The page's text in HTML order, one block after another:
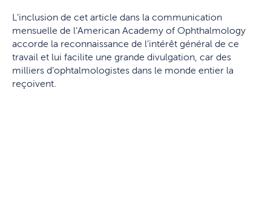
L’inclusion de cet article dans la communication
mensuelle de l’American Academy of Ophthalmology
accorde la reconnaissance de l’intérêt général de ce
travail et lui facilite une grande divulgation, car des
milliers d’ophtalmologistes dans le monde entier la
reçoivent.